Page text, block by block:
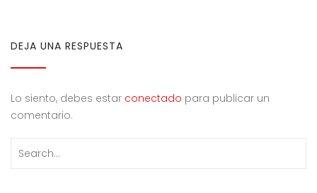
DEJA UNA RESPUESTA
Lo siento, debes estar conectado para publicar un
comentario.